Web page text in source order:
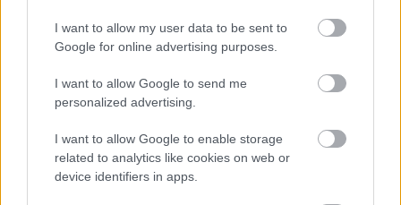
I want to allow my user data to be sent to
Google for online advertising purposes.
I want to allow Google to send me
personalized advertising.
I want to allow Google to enable storage
related to analytics like cookies on web or
device identifiers in apps.
Addig fogok fagyizni, míg le nem